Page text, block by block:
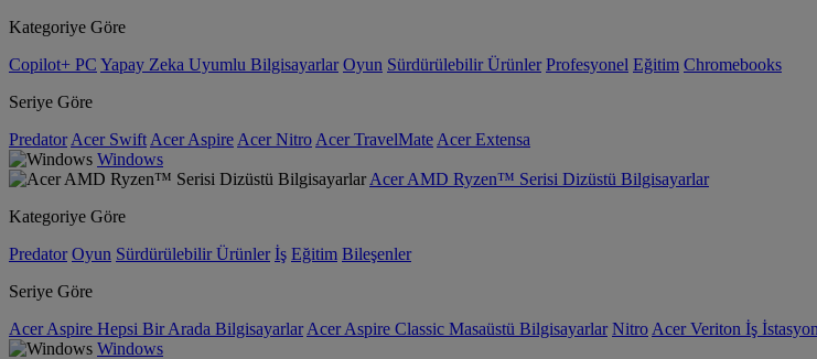
Kategoriye Göre
Copilot+ PC Yapay Zeka Uyumlu Bilgisayarlar Oyun Sürdürülebilir Ürünler Profesyonel Eğitim Chromebooks
Seriye Göre
Predator Acer Swift Acer Aspire Acer Nitro Acer TravelMate Acer Extensa
Windows
Acer AMD Ryzen™ Serisi Dizüstü Bilgisayarlar
Kategoriye Göre
Predator Oyun Sürdürülebilir Ürünler İş Eğitim Bileşenler
Seriye Göre
Acer Aspire Hepsi Bir Arada Bilgisayarlar Acer Aspire Classic Masaüstü Bilgisayarlar Nitro Acer Veriton İş
Windows